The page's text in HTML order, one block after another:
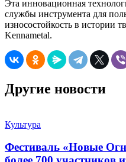
Эта инновационная
службы инструмента для
износостойкость в истории
Kennametal.
Другие новости
Культура
Фестиваль «Новые